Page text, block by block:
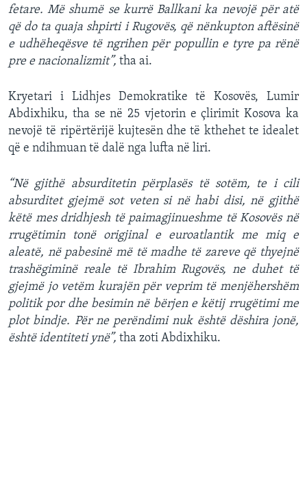
fetare. Më shumë se kurrë Ballkani ka nevojë për atë
që do ta quaja shpirti i Rugovës, që nënkupton aftësinë
e udhëheqësve të ngrihen për popullin e tyre pa rënë
pre e nacionalizmit”, tha ai.
Kryetari i Lidhjes Demokratike të Kosovës, Lumir
Abdixhiku, tha se në 25 vjetorin e çlirimit Kosova ka
nevojë të ripërtërijë kujtesën dhe të kthehet te idealet
që e ndihmuan të dalë nga lufta në liri.
“Në gjithë absurditetin përplasës të sotëm, te i cili
absurditet gjejmë sot veten si në habi disi, në gjithë
këtë mes dridhjesh të paimagjinueshme të Kosovës në
rrugëtimin tonë origjinal e euroatlantik me miq e
aleatë, në pabesinë më të madhe të zareve që thyejnë
trashëgiminë reale të Ibrahim Rugovës, ne duhet të
gjejmë jo vetëm kurajën për veprim të menjëhershëm
politik por dhe besimin në bërjen e këtij rrugëtimi me
plot bindje. Për ne perëndimi nuk është dëshira jonë,
është identiteti ynë”, tha zoti Abdixhiku.